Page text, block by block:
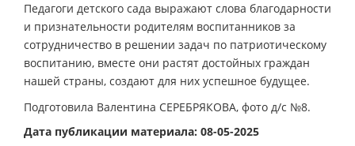
Педагоги детского сада выражают слова благодарности
и признательности родителям воспитанников за
сотрудничество в решении задач по патриотическому
воспитанию, вместе они растят достойных граждан
нашей страны, создают для них успешное будущее.
Подготовила Валентина СЕРЕБРЯКОВА, фото д/с №8.
Дата публикации материала: 08-05-2025